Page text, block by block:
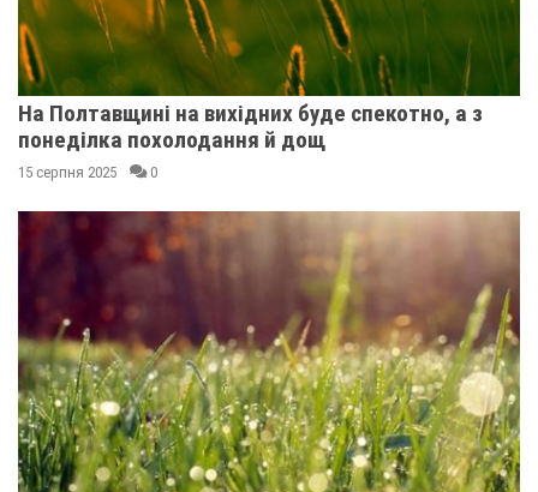
На Полтавщині на вихідних буде спекотно, а з
понеділка похолодання й дощ
15 серпня 2025 0